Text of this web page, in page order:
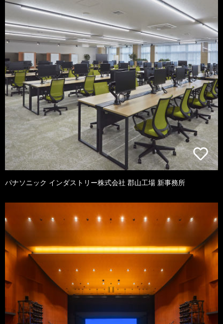
パナソニック インダストリー株式会社 郡山工場 新事務所